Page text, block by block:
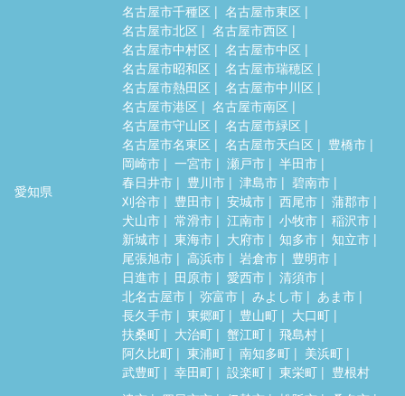
愛知県
名古屋市千種区
名古屋市東区
名古屋市北区
名古屋市西区
名古屋市中村区
名古屋市中区
名古屋市昭和区
名古屋市瑞穂区
名古屋市熱田区
名古屋市中川区
名古屋市港区
名古屋市南区
名古屋市守山区
名古屋市緑区
名古屋市名東区
名古屋市天白区
豊橋市
岡崎市
一宮市 瀬戸市
半田市
春日井市
豊川市 津島市
碧南市
刈谷市
豊田市 安城市 西尾市
蒲郡市
犬山市
常滑市 江南市 小牧市
稲沢市
新城市
東海市 大府市 知多市
知立市
尾張旭市
高浜市 岩倉市
豊明市
日進市
田原市 愛西市
清須市
北名古屋市
弥富市 みよし市
あま市
長久手市
東郷町 豊山町
大口町
扶桑町
大治町 蟹江町
飛島村
阿久比町
東浦町 南知多町
美浜町
武豊町
幸田町 設楽町 東栄町 豊根村